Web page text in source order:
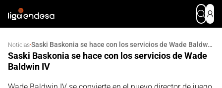
Noticias· Saski Baskonia se hace con los servicios de Wade Baldwin IV
Saski Baskonia se hace con los servicios de Wade
Baldwin IV